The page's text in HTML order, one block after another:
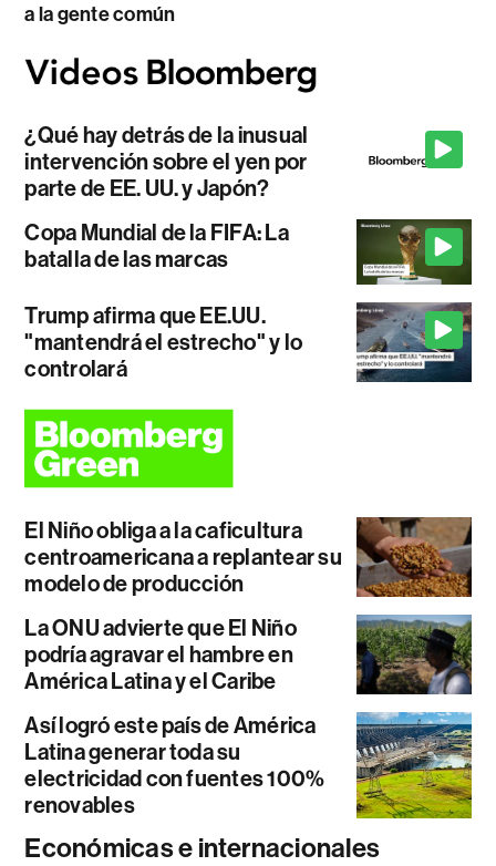
a la gente común
¿Qué hay detrás de la inusual
intervención sobre el yen por
parte de EE. UU. y Japón?
Copa Mundial de la FIFA: La
batalla de las marcas
Trump afirma que EE.UU.
"mantendrá el estrecho" y lo
controlará
El Niño obliga a la caficultura
centroamericana a replantear su
modelo de producción
La ONU advierte que El Niño
podría agravar el hambre en
América Latina y el Caribe
Así logró este país de América
Latina generar toda su
electricidad con fuentes 100%
renovables
Económicas e internacionales